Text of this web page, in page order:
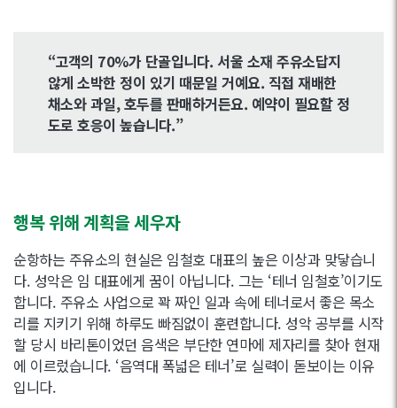
“고객의 70%가 단골입니다. 서울 소재 주유소답지
않게 소박한 정이 있기 때문일 거예요. 직접 재배한
채소와 과일, 호두를 판매하거든요. 예약이 필요할 정
도로 호응이 높습니다.”
행복 위해 계획을 세우자
순항하는 주유소의 현실은 임철호 대표의 높은 이상과 맞닿습니
다. 성악은 임 대표에게 꿈이 아닙니다. 그는 ‘테너 임철호’이기도
합니다. 주유소 사업으로 꽉 짜인 일과 속에 테너로서 좋은 목소
리를 지키기 위해 하루도 빠짐없이 훈련합니다. 성악 공부를 시작
할 당시 바리톤이었던 음색은 부단한 연마에 제자리를 찾아 현재
에 이르렀습니다. ‘음역대 폭넓은 테너’로 실력이 돋보이는 이유
입니다.